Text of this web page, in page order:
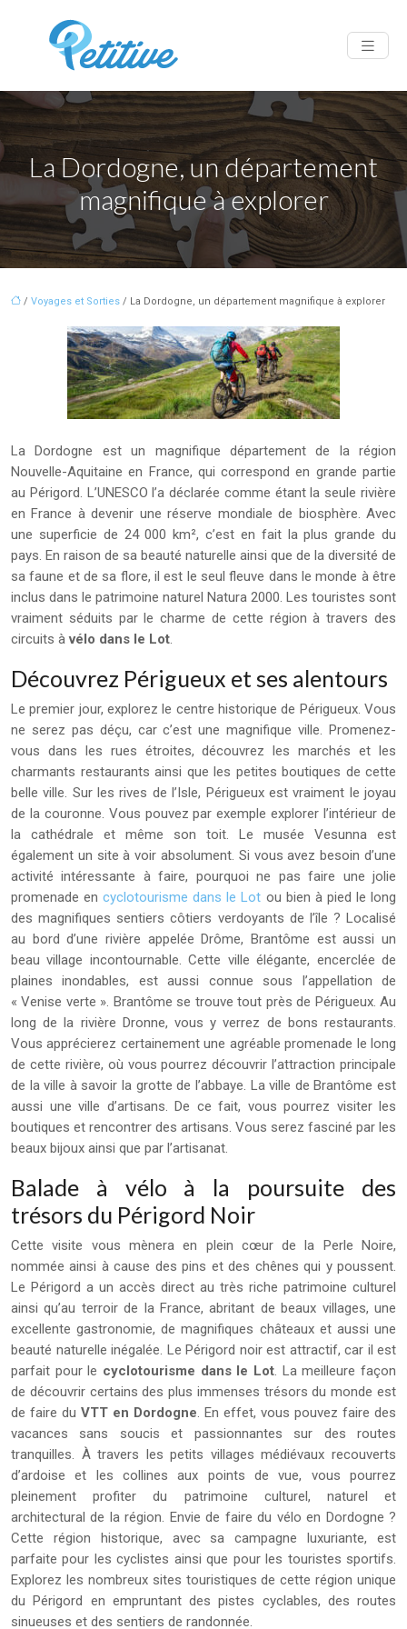
La Dordogne, un département
magnifique à explorer
/ Voyages et Sorties / La Dordogne, un département magnifique à explorer
La Dordogne est un magnifique département de la région
Nouvelle-Aquitaine en France, qui correspond en grande partie
au Périgord. L’UNESCO l’a déclarée comme étant la seule rivière
en France à devenir une réserve mondiale de biosphère. Avec
une superficie de 24 000 km², c’est en fait la plus grande du
pays. En raison de sa beauté naturelle ainsi que de la diversité de
sa faune et de sa flore, il est le seul fleuve dans le monde à être
inclus dans le patrimoine naturel Natura 2000. Les touristes sont
vraiment séduits par le charme de cette région à travers des
circuits àvélo dans le Lot.
Découvrez Périgueux et ses alentours
Le premier jour, explorez le centre historique de Périgueux. Vous
ne serez pas déçu, car c’est une magnifique ville. Promenez-
vous dans les rues étroites, découvrez les marchés et les
charmants restaurants ainsi que les petites boutiques de cette
belle ville. Sur les rives de l’Isle, Périgueux est vraiment le joyau
de la couronne. Vous pouvez par exemple explorer l’intérieur de
la cathédrale et même son toit. Le musée Vesunna est
également un site à voir absolument. Si vous avez besoin d’une
activité intéressante à faire, pourquoi ne pas faire une jolie
promenade encyclotourisme dans le Lot ou bien à pied le long
des magnifiques sentiers côtiers verdoyants de l’île ? Localisé
au bord d’une rivière appelée Drôme, Brantôme est aussi un
beau village incontournable. Cette ville élégante, encerclée de
plaines inondables, est aussi connue sous l’appellation de
« Venise verte ». Brantôme se trouve tout près de Périgueux. Au
long de la rivière Dronne, vous y verrez de bons restaurants.
Vous apprécierez certainement une agréable promenade le long
de cette rivière, où vous pourrez découvrir l’attraction principale
de la ville à savoir la grotte de l’abbaye. La ville de Brantôme est
aussi une ville d’artisans. De ce fait, vous pourrez visiter les
boutiques et rencontrer des artisans. Vous serez fasciné par les
beaux bijoux ainsi que par l’artisanat.
Balade à vélo à la poursuite des
trésors du Périgord Noir
Cette visite vous mènera en plein cœur de la Perle Noire,
nommée ainsi à cause des pins et des chênes qui y poussent.
Le Périgord a un accès direct au très riche patrimoine culturel
ainsi qu’au terroir de la France, abritant de beaux villages, une
excellente gastronomie, de magnifiques châteaux et aussi une
beauté naturelle inégalée. Le Périgord noir est attractif, car il est
parfait pour le cyclotourisme dans le Lot. La meilleure façon
de découvrir certains des plus immenses trésors du monde est
de faire du VTT en Dordogne. En effet, vous pouvez faire des
vacances sans soucis et passionnantes sur des routes
tranquilles. À travers les petits villages médiévaux recouverts
d’ardoise et les collines aux points de vue, vous pourrez
pleinement profiter du patrimoine culturel, naturel et
architectural de la région. Envie de faire du vélo en Dordogne ?
Cette région historique, avec sa campagne luxuriante, est
parfaite pour les cyclistes ainsi que pour les touristes sportifs.
Explorez les nombreux sites touristiques de cette région unique
du Périgord en empruntant des pistes cyclables, des routes
sinueuses et des sentiers de randonnée.